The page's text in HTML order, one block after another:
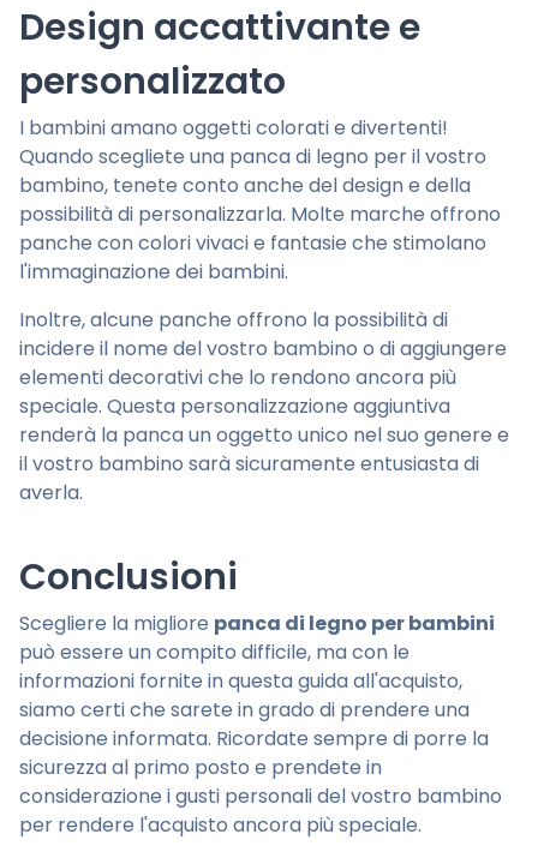
Design accattivante e
personalizzato
I bambini amano oggetti colorati e divertenti!
Quando scegliete una panca di legno per il vostro
bambino, tenete conto anche del design e della
possibilità di personalizzarla. Molte marche offrono
panche con colori vivaci e fantasie che stimolano
l'immaginazione dei bambini.
Inoltre, alcune panche offrono la possibilità di
incidere il nome del vostro bambino o di aggiungere
elementi decorativi che lo rendono ancora più
speciale. Questa personalizzazione aggiuntiva
renderà la panca un oggetto unico nel suo genere e
il vostro bambino sarà sicuramente entusiasta di
averla.
Conclusioni
Scegliere la migliore panca di legno per bambini
può essere un compito difficile, ma con le
informazioni fornite in questa guida all'acquisto,
siamo certi che sarete in grado di prendere una
decisione informata. Ricordate sempre di porre la
sicurezza al primo posto e prendete in
considerazione i gusti personali del vostro bambino
per rendere l'acquisto ancora più speciale.